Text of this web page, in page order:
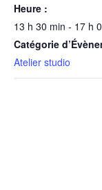
Heure :
13 h 30 min - 17 h
Catégorie
Atelier studio